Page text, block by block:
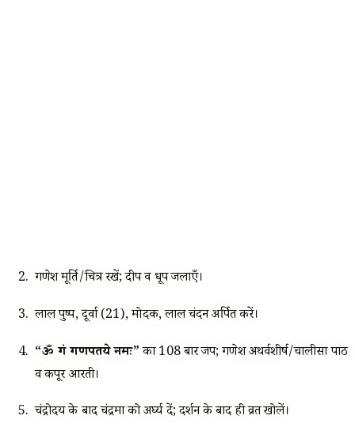
गणेश मूर्ति/चित्र रखें; दीप व धूप जलाएँ।
लाल पुष्प, दूर्वा (21), मोदक, लाल चंदन अर्पित करें।
“ॐ गं गणपतये नमः”का 108 बार जप; गणेश अथर्वशीर्ष/चालीसा पाठ
व कपूर आरती।
चंद्रोदय के बाद चंद्रमा को अर्घ्य दें; दर्शन के बाद ही व्रत खोलें।